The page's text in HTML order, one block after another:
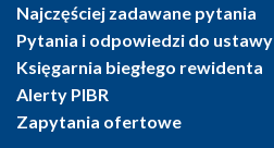
Najczęściej zadawane pytania
Pytania i odpowiedzi do ustawy
Księgarnia biegłego rewidenta
Alerty PIBR
Zapytania ofertowe